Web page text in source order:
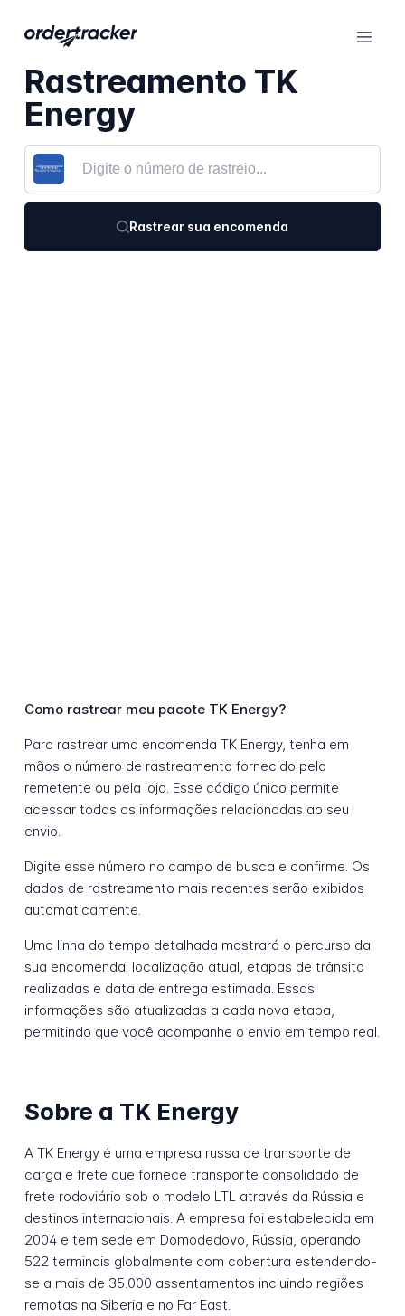
Rastreamento TK
Energy
Rastrear sua encomenda
Como rastrear meu pacote TK Energy?
Para rastrear uma encomenda TK Energy, tenha em
mãos o número de rastreamento fornecido pelo
remetente ou pela loja. Esse código único permite
acessar todas as informações relacionadas ao seu
envio.
Digite esse número no campo de busca e confirme. Os
dados de rastreamento mais recentes serão exibidos
automaticamente.
Uma linha do tempo detalhada mostrará o percurso da
sua encomenda: localização atual, etapas de trânsito
realizadas e data de entrega estimada. Essas
informações são atualizadas a cada nova etapa,
permitindo que você acompanhe o envio em tempo real.
Sobre a TK Energy
A TK Energy é uma empresa russa de transporte de
carga e frete que fornece transporte consolidado de
frete rodoviário sob o modelo LTL através da Rússia e
destinos internacionais. A empresa foi estabelecida em
2004 e tem sede em Domodedovo, Rússia, operando
522 terminais globalmente com cobertura estendendo-
se a mais de 35.000 assentamentos incluindo regiões
remotas na Siberia e no Far East.